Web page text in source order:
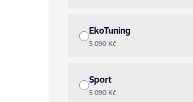
EkoTuning
5 090 Kč
Sport
5 090 Kč